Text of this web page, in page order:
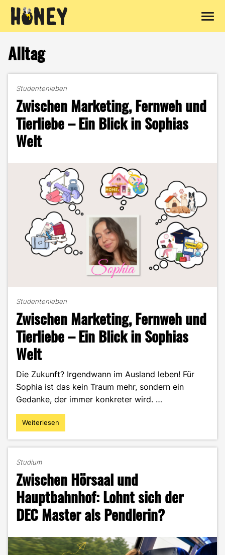
Inhalt
springen
Alltag
Studentenleben
Zwischen Marketing, Fernweh und
Tierliebe – Ein Blick in Sophias
Welt
Studentenleben
Zwischen Marketing, Fernweh und
Tierliebe – Ein Blick in Sophias
Welt
Die Zukunft? Irgendwann im Ausland leben! Für
Sophia ist das kein Traum mehr, sondern ein
Gedanke, der immer konkreter wird. …
"Zwischen
Marketing,
Tierliebe
–
Ein
Blick
in
Sophias
Weiterlesen
Studium
Zwischen Hörsaal und
Hauptbahnhof: Lohnt sich der
DEC Master als Pendlerin?